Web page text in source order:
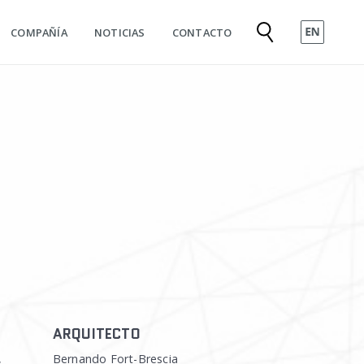
COMPAÑÍA NOTICIAS CONTACTO
ARQUITECTO
Bernando Fort-Brescia